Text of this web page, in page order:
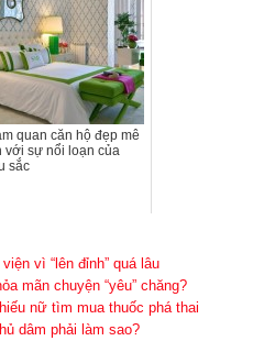
quan căn hộ đẹp mê
với sự nổi loạn của
sắc
vì “lên đỉnh” quá lâu
mãn chuyện “yêu” chăng?
nữ tìm mua thuốc phá thai
dâm phải làm sao?